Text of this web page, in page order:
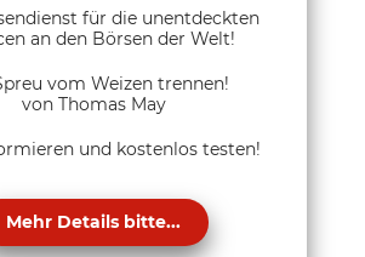
für die unentdeckten
an den Börsen der Welt!
vom Weizen trennen!
von Thomas May
und kostenlos testen!
Mehr Details bitte...